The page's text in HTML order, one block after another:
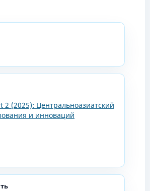
(2025): Центральноазиатский
и инноваций